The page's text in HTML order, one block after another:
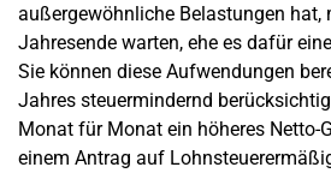
außergewöhnliche Belastungen hat,
Jahresende warten, ehe es dafür
Sie können diese Aufwendungen
Jahres steuermindernd
Monat für Monat ein höheres Netto-
einem Antrag auf